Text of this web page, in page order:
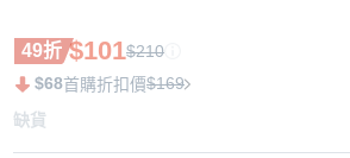
49折 $101$210
$68首購折扣價$169
缺貨